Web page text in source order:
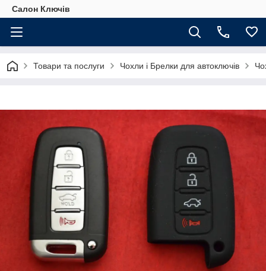
Салон Ключів
Товари та послуги Чохли і Брелки для автоключів